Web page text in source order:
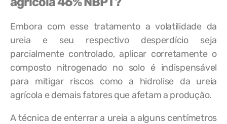
Embora com esse tratamento a volatilidade da
ureia e seu respectivo desperdício seja
parcialmente controlado, aplicar corretamente o
composto nitrogenado no solo é indispensável
para mitigar riscos como a hidrolise da ureia
agrícola e demais fatores que afetam a produção.
A técnica de enterrar a ureia a alguns centímetros